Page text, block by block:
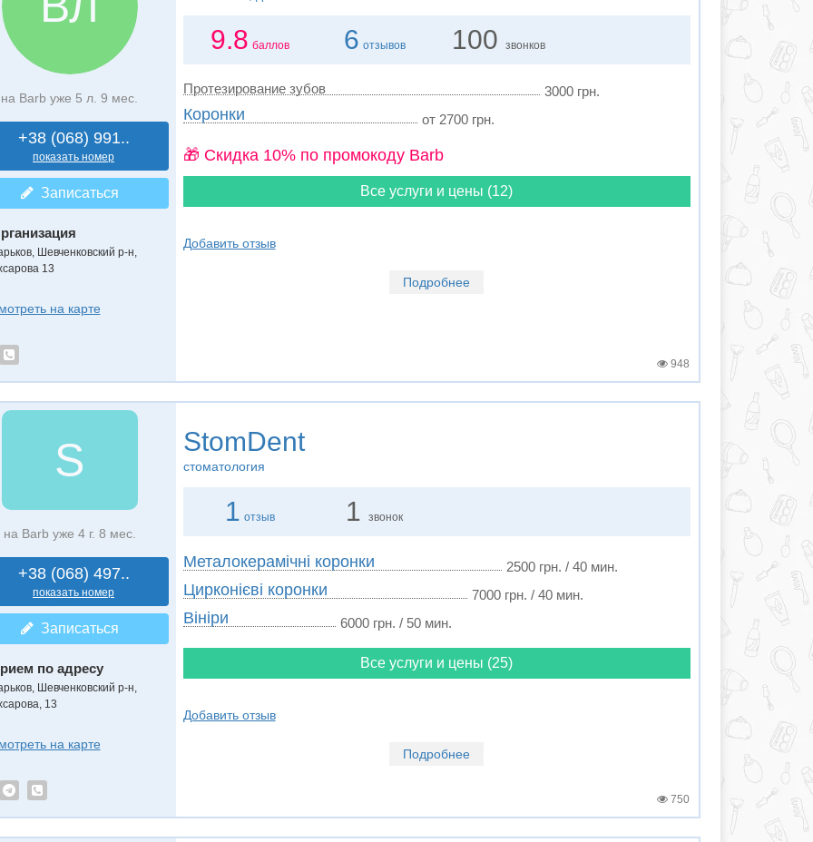
на Barb уже 5 л. 9 мес.
+38 (068) 991..
показать номер
Записаться
Шевченковский р-н,
13
на карте
9.8 баллов 6 отзывов 100 звонков
Протезирование зубов 3000 грн.
Коронки от 2700 грн.
🎁 Cкидка 10% по промокоду Barb
Все услуги и цены (12)
Добавить отзыв
Подробнее
948
S
на Barb уже 4 г. 8 мес.
+38 (068) 497..
показать номер
Записаться
по адресу
Шевченковский р-н,
13
на карте
StomDent
стоматология
1 отзыв 1звонок
Металокерамічні коронки 2500 грн. / 40 мин.
Цирконієві коронки 7000 грн. / 40 мин.
Вініри 6000 грн. / 50 мин.
Все услуги и цены (25)
Добавить отзыв
Подробнее
750